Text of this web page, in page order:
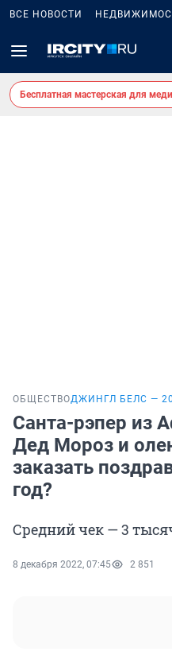
ВСЕ НОВОСТИ
Бесплатная мастерская для
ОБЩЕСТВОДЖИНГЛ БЕЛС —
Санта-рэпер из
Дед Мороз и
заказать
год?
Средний чек — 3
8 декабря 2022, 07:45 2 851